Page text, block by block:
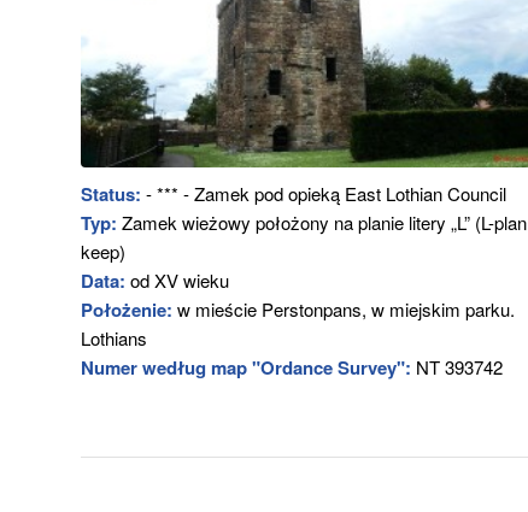
Status: - *** - Zamek pod opieką East Lothian Council
Typ: Zamek wieżowy położony na planie litery „L” (L-plan
keep)
Data: od XV wieku
Położenie: w mieście Perstonpans, w miejskim parku.
Lothians
Numer według map "Ordance Survey": NT 393742